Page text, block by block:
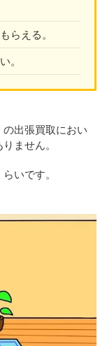
らえる。
。
出張買取におい
ません。
らいです。